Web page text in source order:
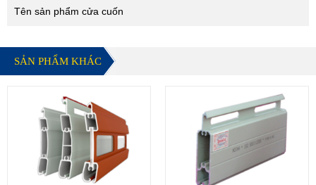
Tên sản phẩm cửa cuốn
SẢN PHẨM KHÁC